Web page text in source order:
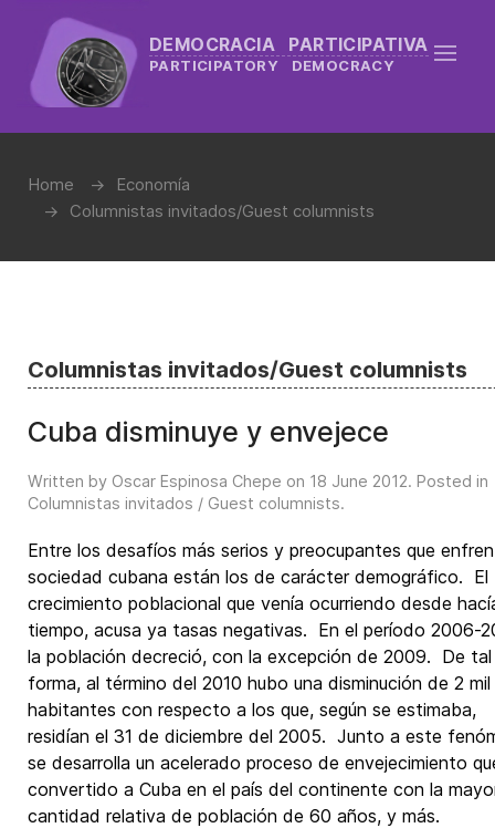
DEMOCRACIA PARTICIPATIVA
PARTICIPATORY DEMOCRACY
Home
Economía
Columnistas invitados/Guest columnists
Columnistas invitados/Guest columnists
Cuba disminuye y envejece
Written by Oscar Espinosa Chepe on 18 June 2012. Posted in
Columnistas invitados / Guest columnists.
Entre los desafíos más serios y preocupantes que
sociedad cubana están los de carácter demográfico. El
crecimiento poblacional que venía ocurriendo desde
tiempo, acusa ya tasas negativas. En el período 2006-
la población decreció, con la excepción de 2009. De tal
forma, al término del 2010 hubo una disminución de 2
habitantes con respecto a los que, según se estimaba,
residían el 31 de diciembre del 2005. Junto a este
se desarrolla un acelerado proceso de envejecimiento
convertido a Cuba en el país del continente con la
cantidad relativa de población de 60 años, y más.